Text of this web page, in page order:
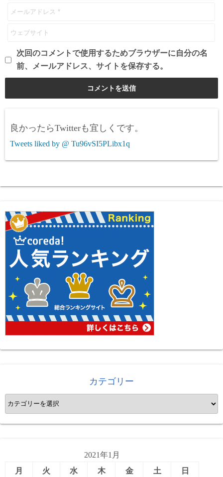
次回のコメントで使用するためブラウザーに自分の名
前、メールアドレス、サイトを保存する。
良かったらTwitterも宜しくです。
Tweets liked by @ Tu96vSI5PLibx1q
カテゴリー
カ
テ
ゴ
2021年1月
月
火 水 木 金 土 日